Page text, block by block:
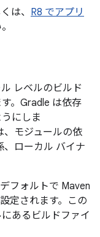
は、 R8 でアプリ
レベルのビルド
。Gradle は依存
にしま
、モジュールの依
ローカル バイナ
フォルトで Maven
定されます。この
あるビルドファイ